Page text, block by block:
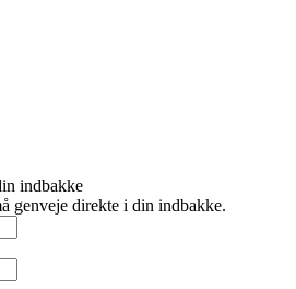
indbakke
genveje direkte i din indbakke.